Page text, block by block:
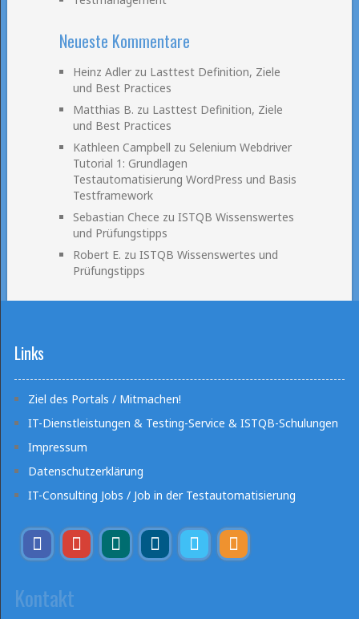
Neueste Kommentare
Heinz Adlerzu Lasttest Definition, Ziele
und Best Practices
Matthias B. zu Lasttest Definition, Ziele
und Best Practices
Kathleen Campbell zu Selenium Webdriver
Tutorial 1: Grundlagen
Testautomatisierung WordPress und Basis
Testframework
Sebastian Chece zu ISTQB Wissenswertes
und Prüfungstipps
Robert E. zu ISTQB Wissenswertes und
Prüfungstipps
Links
Ziel des Portals / Mitmachen!
IT-Dienstleistungen & Testing-Service & ISTQB-Schulungen
Impressum
Datenschutzerklärung
IT-Consulting Jobs / Job in der Testautomatisierung
Kontakt